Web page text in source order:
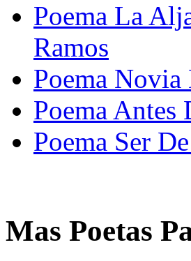
Poema La
Ramos
Poema Novia
Poema
Poema Ser
Mas Poetas